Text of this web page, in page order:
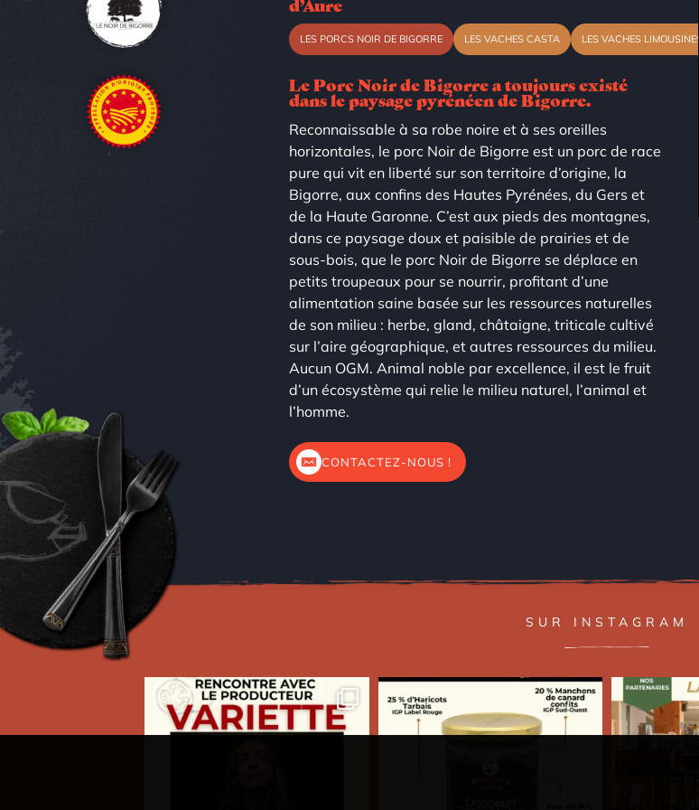
d’Aure
LES PORCS NOIR DE BIGORRE LES VACHES CASTA LES VACHES LIMOUSINES
Le Porc Noir de Bigorre a toujours existé
dans le paysage pyrénéen de Bigorre.
Reconnaissable à sa robe noire et à ses oreilles
horizontales, le porc Noir de Bigorre est un porc de race
pure qui vit en liberté sur son territoire d’origine, la
Bigorre, aux confins des Hautes Pyrénées, du Gers et
de la Haute Garonne. C’est aux pieds des montagnes,
dans ce paysage doux et paisible de prairies et de
sous-bois, que le porc Noir de Bigorre se déplace en
petits troupeaux pour se nourrir, profitant d’une
alimentation saine basée sur les ressources naturelles
de son milieu : herbe, gland, châtaigne, triticale cultivé
sur l’aire géographique, et autres ressources du milieu.
Aucun OGM. Animal noble par excellence, il est le fruit
d’un écosystème qui relie le milieu naturel, l’animal et
l’homme.
CONTACTEZ-NOUS !
SUR INSTAGRAM